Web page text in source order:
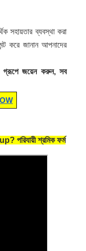
সহায়তার ব্যবস্থা করা
করে জানান আপনাদের
গ্রূপে জয়েন করুন, সব
পরিযায়ী শ্রমিক ফর্ম